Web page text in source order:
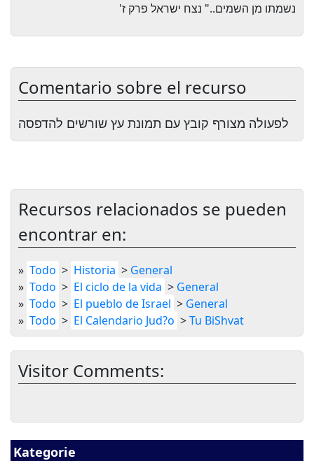
Kategorie
נשמתו מן השמים.." נצח ישראל פרק ז'
Comentario sobre el recurso
לפעולה מצורף קובץ עם תמונת עץ שורשים להדפסה
Recursos relacionados se pueden
encontrar en:
» Todo > Historia > General
» Todo > El ciclo de la vida > General
» Todo > El pueblo de Israel > General
» Todo > El Calendario Jud?o >Tu BiShvat
Visitor Comments: